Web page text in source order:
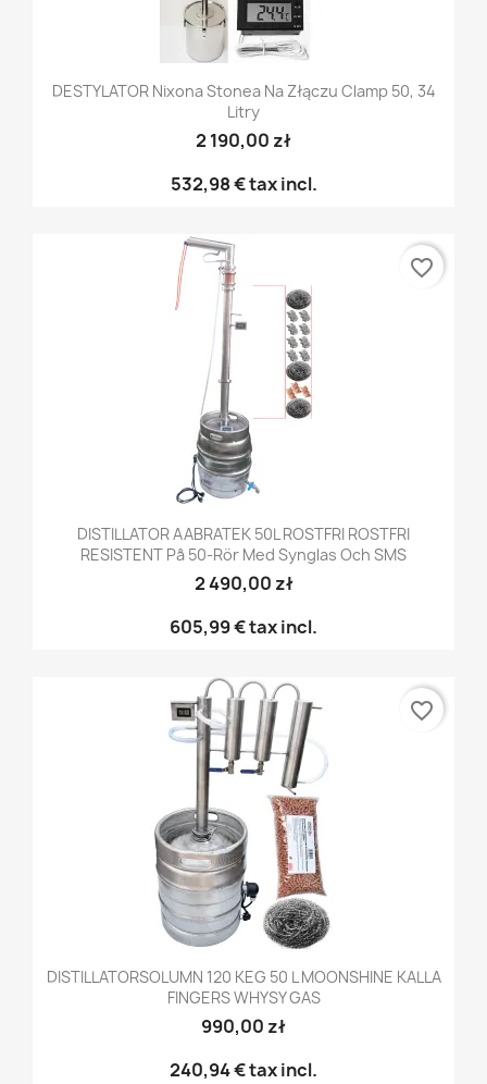
DESTYLATOR Nixona Stonea Na Złączu Clamp 50, 34
Litry
2 190,00 zł
532,98 €tax incl.
DISTILLATOR AABRATEK 50L ROSTFRI ROSTFRI
RESISTENT På 50-Rör Med Synglas Och SMS
2 490,00 zł
605,99 €tax incl.
favorite_border
DISTILLATORSOLUMN 120 KEG 50 L MOONSHINE KALLA
FINGERS WHYSY GAS
990,00 zł
240,94 €tax incl.
favorite_border